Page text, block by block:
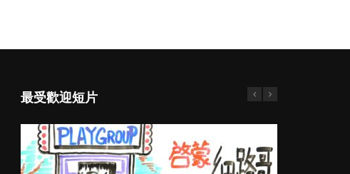
最受歡迎短片